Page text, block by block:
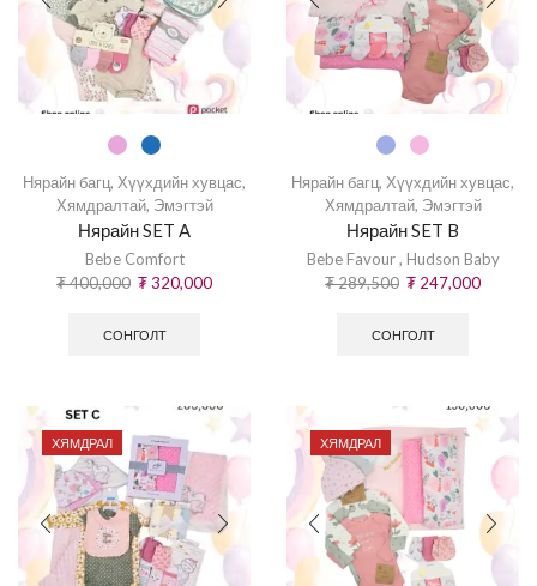
Нярайн багц, Хүүхдийн хувцас,
Хямдралтай, Эмэгтэй
Нярайн SET A
Bebe Comfort
₮400,000 ₮320,000
СОНГОЛТ
Нярайн багц, Хүүхдийн хувцас,
Хямдралтай, Эмэгтэй
Нярайн SET B
Bebe Favour, Hudson Baby
₮289,500 ₮ 247,000
СОНГОЛТ
ХЯМДРАЛ ХЯМДРАЛ